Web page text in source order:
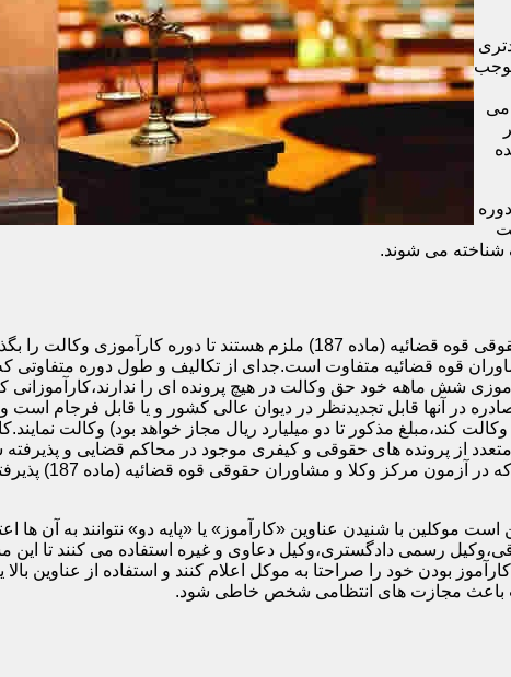
می
شناخته می شوند.
اگرچه تمام افرادی که در آزمون وکالت کانون وکلای دادگستری یا مرکز وکلا و مشاوران حقوقی قوه
قوه قضائیه متفاوت است.جدای از تکالیف و طول دوره متفاوتی که
شش ماهه خود حق وکالت در هیچ پرونده ای را ندارند،کارآموزانی
در آنها قابل تجدیدنظر در دیوان عالی کشور و یا قابل فرجام است
کند،مبلغ مذکور تا دو میلیارد ریال مجاز خواهد بود) وکالت
از پرونده های حقوقی و کیفری موجود در محاکم قضایی و
پایان دوره (اختبار) می
موکلین با شنیدن عناوین «کارآموز» یا «پایه دو» نتوانند به آن ها
رسمی دادگستری،وکیل دعاوی و غیره استفاده می کنند تا این
بودن خود را صراحتا به موکل اعلام کنند و استفاده از عناوین
باعث مجازت های انتظامی شخص خاطی شود.